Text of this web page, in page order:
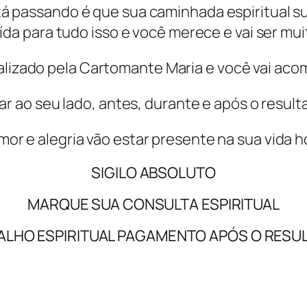
passando é que sua caminhada espiritual
para tudo isso e você merece e vai ser
pela Cartomante Maria e você vai
ao seu lado, antes, durante e após o
e alegria vão estar presente na sua vida
SIGILO ABSOLUTO
MARQUE SUA CONSULTA ESPIRITUAL
ESPIRITUAL PAGAMENTO APÓS O